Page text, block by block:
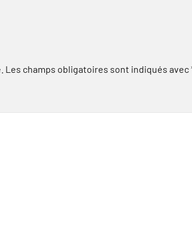
Les champs obligatoires sont indiqués avec